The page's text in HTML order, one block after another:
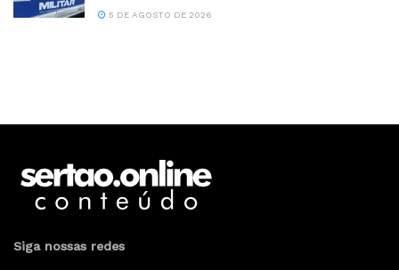
5 DE AGOSTO DE 2026
Siga nossas redes